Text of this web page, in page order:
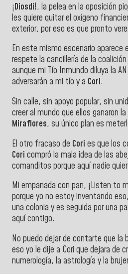
¡Diosdi!, la pelea en la oposición
les quiere quitar el oxígeno
exterior, por eso es que pronto
En este mismo escenario aparece
respete la cancillería de la
aunque mi Tío Inmundo diluya la
adversarán a mi tío y a Cori.
Sin calle, sin apoyo popular, sin
creer al mundo que ellos ganaron
Miraflores, su único plan es
El otro fracaso de Cori es que los
Cori compró la mala idea de las
comanditos porque aquí nadie
Mi empanada con pan, ¡Listen to
porque yo no estoy inventando
una colonia y es seguida por una
aquí contigo.
No puedo dejar de contarte que la
eso yo le dije a Cori que dejara de
numerología, la astrología y la